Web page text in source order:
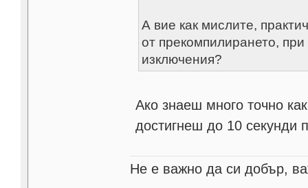
А вие как мислите,
от прекомпилирането,
изключения?
Ако знаеш много точно
достигнеш до 10 секунди
Не е важно да си добър,